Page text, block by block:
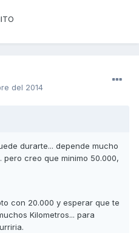
del 2014
durarte... depende mucho
pero creo que minimo 50.000,
con 20.000 y esperar que te
Kilometros... para